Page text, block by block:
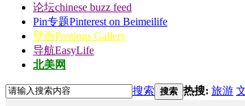
论坛chinese buzz feed
Pin专题Pinterest on Beimeilife
壁画Postings Gallery
导航EasyLife
北美网
搜索 搜索 热搜: 旅游